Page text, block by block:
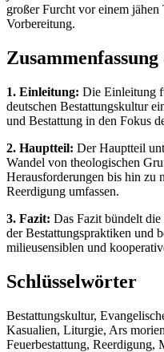
großer Furcht vor einem jähen
Vorbereitung.
1. Einleitung: Die Einleitung
deutschen Bestattungskultur
und Bestattung in den Fokus
2. Hauptteil: Der Hauptteil
Wandel von theologischen
Herausforderungen bis hin zu
Reerdigung umfassen.
3. Fazit: Das Fazit bündelt
der Bestattungspraktiken und
milieusensiblen und
Schlüsselwörter
Bestattungskultur,
Kasualien, Liturgie, Ars
Feuerbestattung,